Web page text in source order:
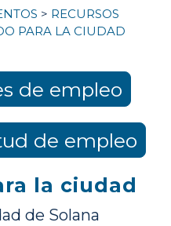
RECURSOS
PARA LA CIUDAD
de empleo
de empleo
la ciudad
de Solana